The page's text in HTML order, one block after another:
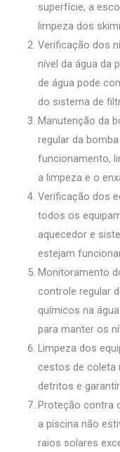
superfície, a
limpeza dos
Verificação dos
nível da água da
de água pode
do sistema de
Manutenção da
regular da
funcionamento,
a limpeza e o
Verificação dos
todos os
aquecedor e
estejam
Monitoramento
controle regular
químicos na
para manter os
Limpeza dos
cestos de coleta
detritos e
Proteção contra
a piscina não
raios solares